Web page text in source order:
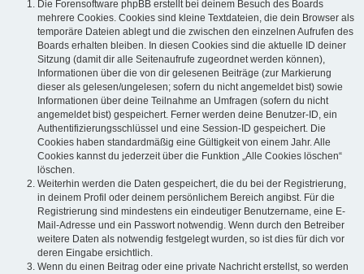
Die Forensoftware phpBB erstellt bei deinem Besuch des Boards
mehrere Cookies. Cookies sind kleine Textdateien, die dein Browser als
temporäre Dateien ablegt und die zwischen den einzelnen Aufrufen des
Boards erhalten bleiben. In diesen Cookies sind die aktuelle ID deiner
Sitzung (damit dir alle Seitenaufrufe zugeordnet werden können),
Informationen über die von dir gelesenen Beiträge (zur Markierung
dieser als gelesen/ungelesen; sofern du nicht angemeldet bist) sowie
Informationen über deine Teilnahme an Umfragen (sofern du nicht
angemeldet bist) gespeichert. Ferner werden deine Benutzer-ID, ein
Authentifizierungsschlüssel und eine Session-ID gespeichert. Die
Cookies haben standardmäßig eine Gültigkeit von einem Jahr. Alle
Cookies kannst du jederzeit über die Funktion „Alle Cookies löschen“
löschen.
Weiterhin werden die Daten gespeichert, die du bei der Registrierung,
in deinem Profil oder deinem persönlichem Bereich angibst. Für die
Registrierung sind mindestens ein eindeutiger Benutzername, eine E-
Mail-Adresse und ein Passwort notwendig. Wenn durch den Betreiber
weitere Daten als notwendig festgelegt wurden, so ist dies für dich vor
deren Eingabe ersichtlich.
Wenn du einen Beitrag oder eine private Nachricht erstellst, so werden